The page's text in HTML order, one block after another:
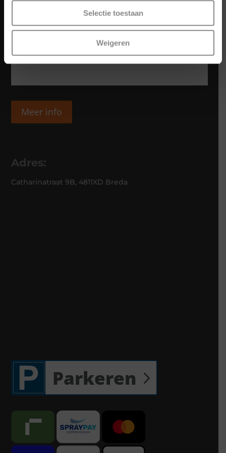
Selectie toestaan
Weigeren
Meer info
Adres:
Catharinatraat 9B, 4811XD Breda
Parkeren